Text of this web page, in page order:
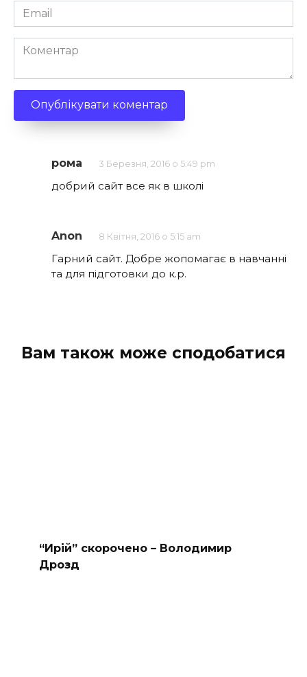
Email
*
Коментар
рома 3 Березня, 2016 о 5:49 pm
добрий сайт все як в школі
Anon 8 Квітня, 2016 о 5:15 am
Гарний сайт. Добре жопомагає в навчанні
та для підготовки до к.р.
Вам також може сподобатися
“Ирій” скорочено – Володимир
Дрозд